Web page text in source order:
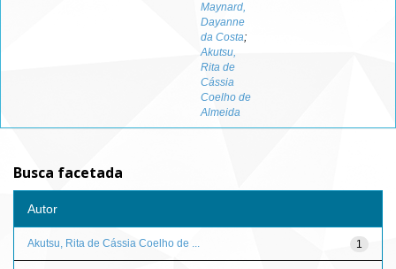
Maynard,
Dayanne
da Costa;
Akutsu,
Rita de
Cássia
Coelho de
Almeida
Busca facetada
Autor
1
Akutsu, Rita de Cássia Coelho de ...